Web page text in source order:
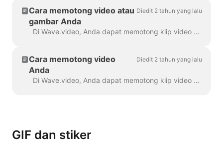
Cara memotong video atau
gambar Anda
Diedit 2 tahun yang lalu
Di Wave.video, Anda dapat memotong klip video atau gambar Anda. Fitur ini berfungsi untuk klip video/gambar yang Anda unggah ke pembuat video dan yang Anda pilih...
Cara memotong video
Anda
Diedit 2 tahun yang lalu
Di Wave.video, Anda dapat memotong klip video Anda. Fitur ini berfungsi untuk klip video Anda sendiri yang Anda unggah ke pembuat video dan yang Anda pilih...
GIF dan stiker